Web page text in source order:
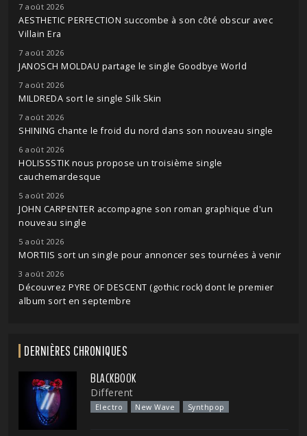
7 août 2026
AESTHETIC PERFECTION succombe à son côté obscur avec
Villain Era
7 août 2026
JANOSCH MOLDAU partage le single Goodbye World
7 août 2026
MILDREDA sort le single Silk Skin
7 août 2026
SHINING chante le froid du nord dans son nouveau single
6 août 2026
HOLISSSTIK nous propose un troisième single
cauchemardesque
5 août 2026
JOHN CARPENTER accompagne son roman graphique d'un
nouveau single
5 août 2026
MORTIIS sort un single pour annoncer ses tournées à venir
3 août 2026
Découvrez PYRE OF DESCENT (gothic rock) dont le premier
album sort en septembre
DERNIÈRES CHRONIQUES
BLACKBOOK
Different
Electro New Wave Synthpop